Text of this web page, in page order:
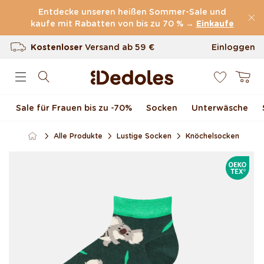
Direkt zum Inhalt
Entdecke unseren heißen Sommer-Sale und
kaufe mit Rabatten von bis zu 70 % → Einkaufe
(60.231 Bewertungen)
Kostenloser Versand ab 59 €
100 Tage Rückgaberecht
Einloggen
Sale für Frauen bis zu -70 % Socken Unterwäsche
Alle Produkte Lustige Socken Knöchelsocken